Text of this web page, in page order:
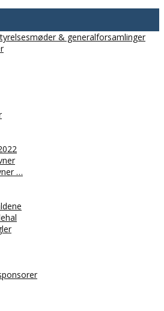
& generalforsamlinger
…